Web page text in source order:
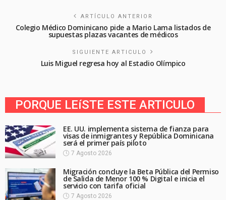
ARTÍCULO ANTERIOR
Colegio Médico Dominicano pide a Mario Lama listados de
supuestas plazas vacantes de médicos
SIGUIENTE ARTICULO
Luis Miguel regresa hoy al Estadio Olímpico
PORQUE LEíSTE ESTE ARTICULO
EE. UU. implementa sistema de fianza para
visas de inmigrantes y República Dominicana
será el primer país piloto
7 Agosto 2026
Migración concluye la Beta Pública del Permiso
de Salida de Menor 100 % Digital e inicia el
servicio con tarifa oficial
7 Agosto 2026